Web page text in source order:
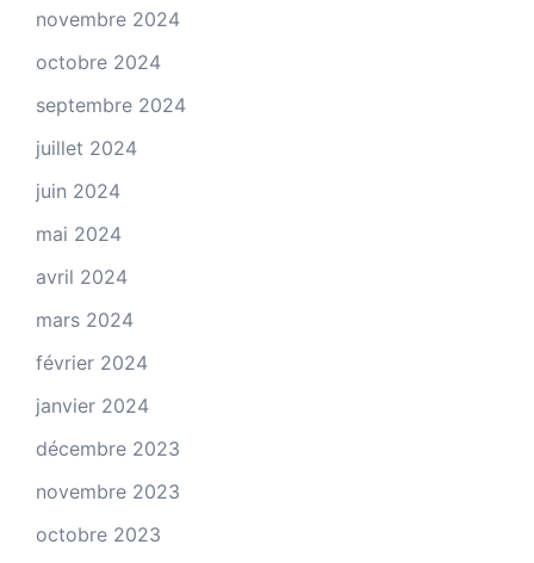
novembre 2024
octobre 2024
septembre 2024
juillet 2024
juin 2024
mai 2024
avril 2024
mars 2024
février 2024
janvier 2024
décembre 2023
novembre 2023
octobre 2023